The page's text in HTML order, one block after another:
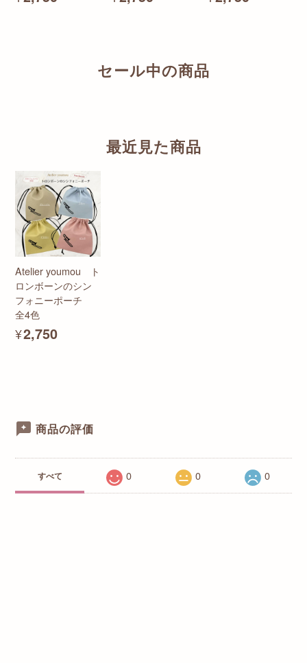
セール中の商品
最近見た商品
Atelier youmou ト
ロンボーンのシン
フォニーポーチ
全4色
¥2,750
商品の評価
すべて 0 0 0